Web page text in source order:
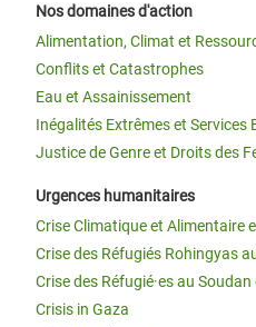
Nos domaines d'action
Alimentation, Climat et
Conflits et Catastrophes
Eau et Assainissement
Inégalités Extrêmes et Services
Justice de Genre et Droits des
Urgences humanitaires
Crise Climatique et Alimentaire
Crise des Réfugiés Rohingyas
Crise des Réfugié·es au Soudan
Crisis in Gaza